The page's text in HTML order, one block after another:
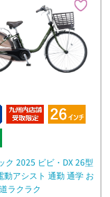
ク 2025 ビビ・DX 26型
動アシスト 通勤 通学 お
ラクラク